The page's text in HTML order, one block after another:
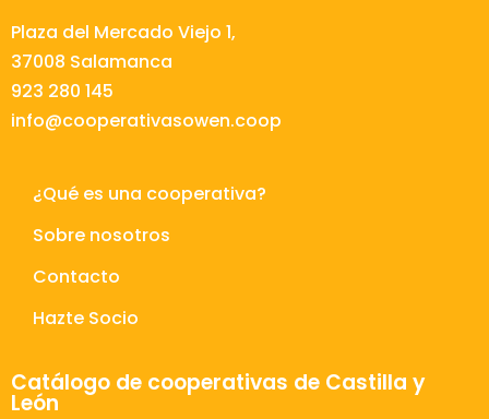
Plaza del Mercado Viejo 1,
37008 Salamanca
923 280 145
info@cooperativasowen.coop
¿Qué es una cooperativa?
Sobre nosotros
Contacto
Hazte Socio
Catálogo de cooperativas de Castilla y
León